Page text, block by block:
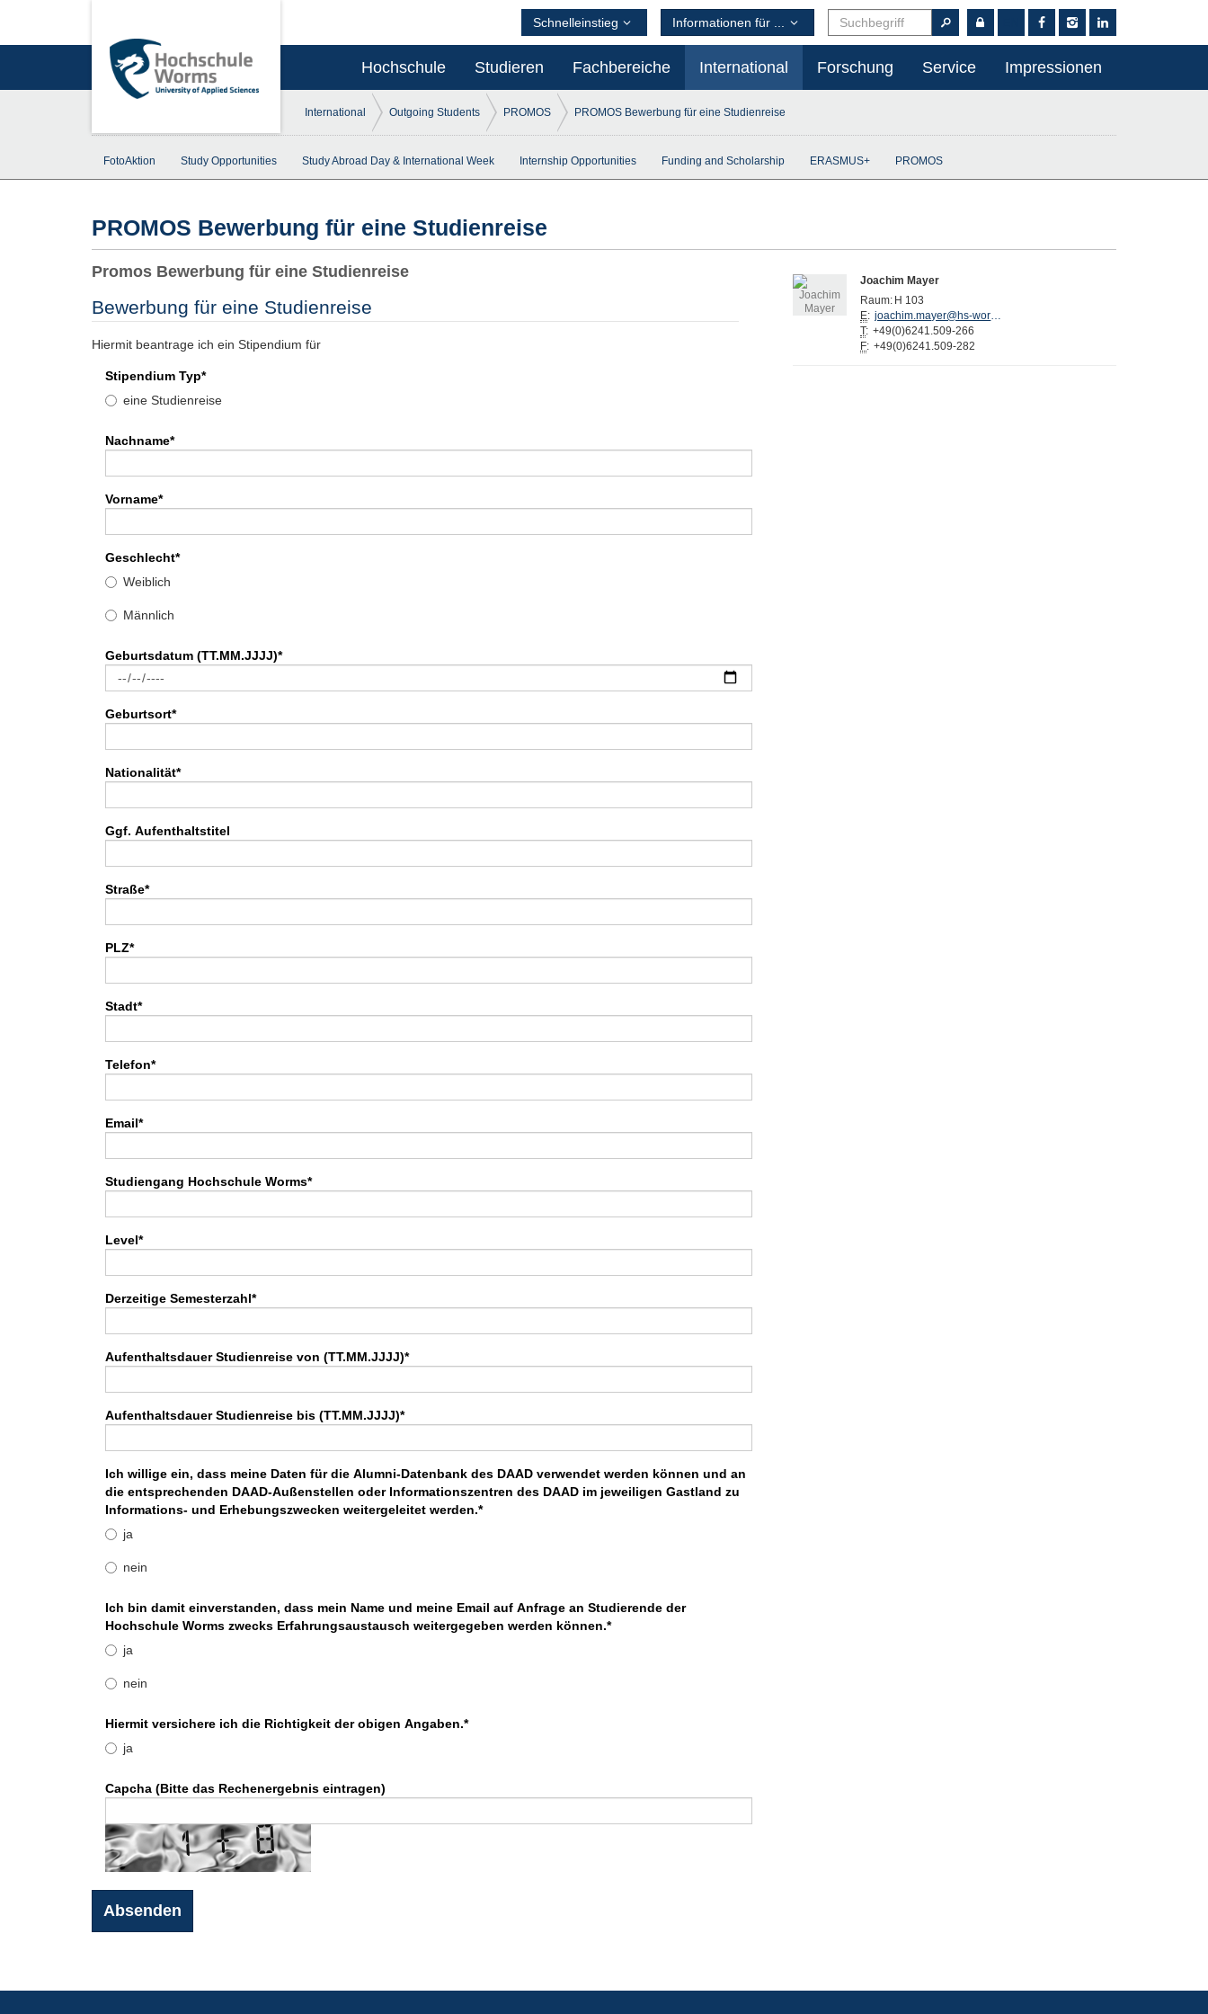
Hochschule Studieren Fachbereiche International Forschung Service Impressionen
Schnelleinstieg Informationen für ...
International Outgoing Students PROMOS PROMOS Bewerbung für eine Studienreise
FotoAktion Study Opportunities Study Abroad Day & International Week Internship Opportunities Funding and Scholarship ERASMUS+ PROMOS
PROMOS Bewerbung für eine Studienreise
Promos Bewerbung für eine Studienreise
Bewerbung für eine Studienreise
Hiermit beantrage ich ein Stipendium für
Stipendium Typ*
eine Studienreise
Nachname*
Vorname*
Geschlecht*
Weiblich
Männlich
Geburtsdatum (TT.MM.JJJJ)*
Geburtsort*
Nationalität*
Ggf. Aufenthaltstitel
Straße*
PLZ*
Stadt*
Telefon*
Email*
Studiengang Hochschule Worms*
Level*
Derzeitige Semesterzahl*
Aufenthaltsdauer Studienreise von (TT.MM.JJJJ)*
Aufenthaltsdauer Studienreise bis (TT.MM.JJJJ)*
Ich willige ein, dass meine Daten für die Alumni-Datenbank des DAAD verwendet werden können und an
die entsprechenden DAAD-Außenstellen oder Informationszentren des DAAD im jeweiligen Gastland zu
Informations- und Erhebungszwecken weitergeleitet werden.*
ja
nein
Ich bin damit einverstanden, dass mein Name und meine Email auf Anfrage an Studierende der
Hochschule Worms zwecks Erfahrungsaustausch weitergegeben werden können.*
ja
nein
Hiermit versichere ich die Richtigkeit der obigen Angaben.*
ja
Capcha (Bitte das Rechenergebnis eintragen)
Joachim Mayer
Raum: H 103
E:
joachim.mayer@hs-worms.de
T: +49(0)6241.509-266
F: +49(0)6241.509-282